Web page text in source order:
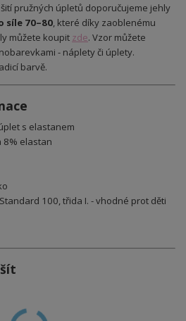
pružných úpletů doporučujeme jehly
síle 70–80 , které díky zaoblenému
můžete koupit zde. Vzor můžete
- náplety či úplety.
barvě.
s elastanem
8% elastan
100, třida I. - vhodné prot děti